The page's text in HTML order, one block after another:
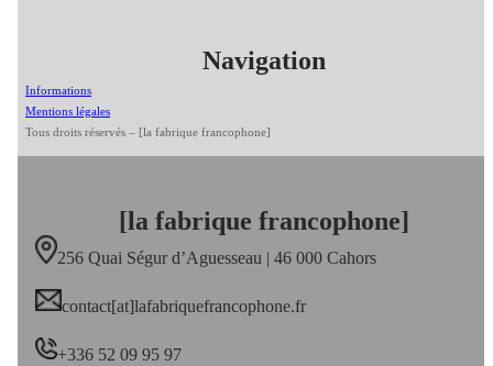
Navigation
Informations
Mentions légales
Tous droits réservés – [la fabrique francophone]
[la fabrique francophone]
256 Quai Ségur d’Aguesseau | 46 000 Cahors
contact[at]lafabriquefrancophone.fr
+336 52 09 95 97